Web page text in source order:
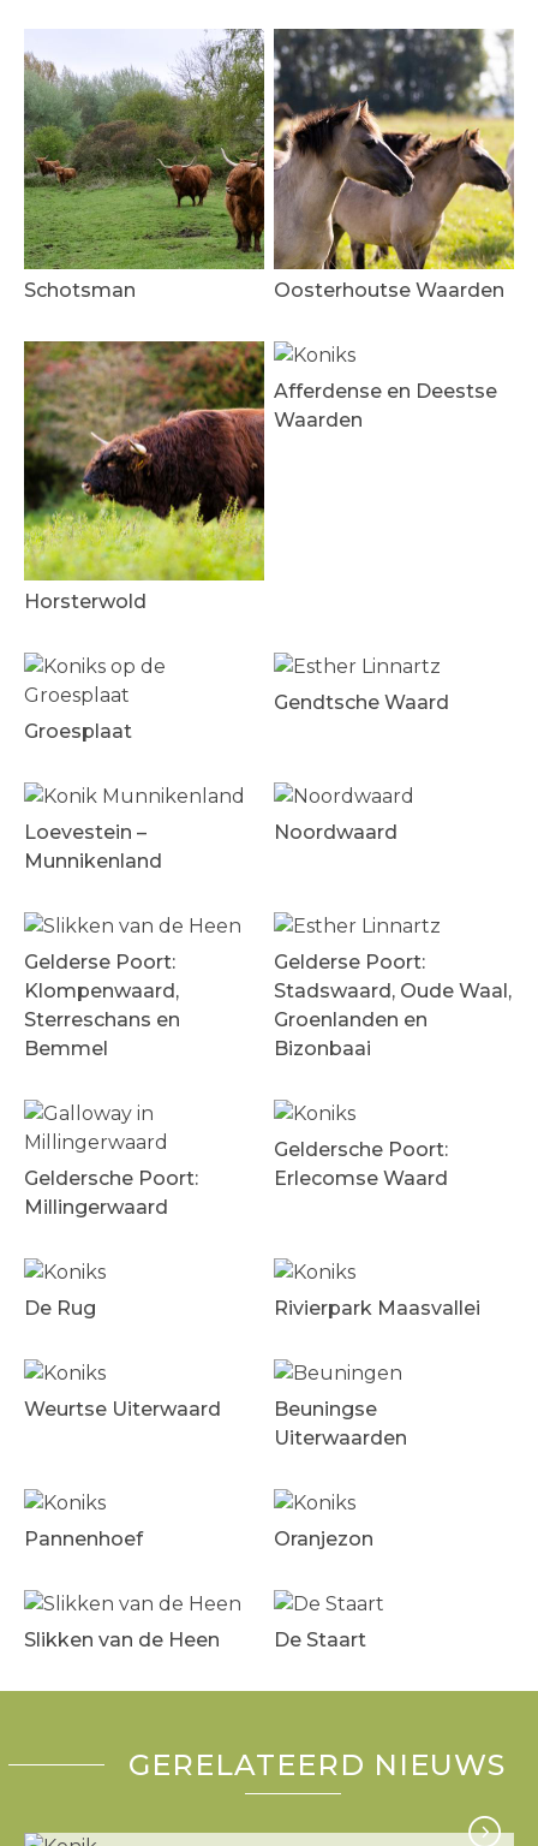
Schotsman Oosterhoutse Waarden
Horsterwold
Afferdense en Deestse
Waarden
Groesplaat
Gendtsche Waard
Loevestein –
Munnikenland
Noordwaard
Gelderse Poort:
Klompenwaard,
Sterreschans en
Bemmel
Gelderse Poort:
Stadswaard, Oude Waal,
Groenlanden en
Bizonbaai
Geldersche Poort:
Millingerwaard
Geldersche Poort:
Erlecomse Waard
De Rug Rivierpark Maasvallei
Weurtse Uiterwaard
Beuningse
Uiterwaarden
Pannenhoef Oranjezon
Slikken van de Heen De Staart
GERELATEERD NIEUWS